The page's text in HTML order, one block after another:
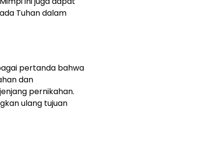
Tuhan dalam
pertanda bahwa
dan
pernikahan.
ulang tujuan